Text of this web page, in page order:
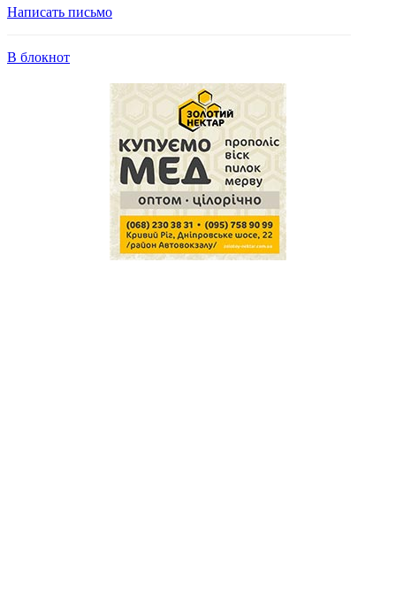
Написать письмо
В блокнот